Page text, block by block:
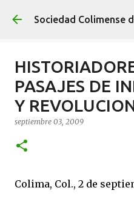
Ir al
PASAJES DE
Y
septiembre 03, 2009
Colima, Col., 2 de